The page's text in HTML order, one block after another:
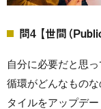
問4 【世間（
自分に必要だと思
循環がどんなもの
タイルをアップデ